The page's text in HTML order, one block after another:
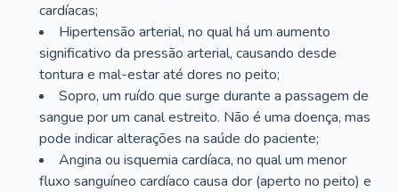
cardíacas;
Hipertensão arterial, no qual há um aumento
significativo da pressão arterial, causando desde
tontura e mal-estar até dores no peito;
Sopro, um ruído que surge durante a passagem de
sangue por um canal estreito. Não é uma doença, mas
pode indicar alterações na saúde do paciente;
Angina ou isquemia cardíaca, no qual um menor
fluxo sanguíneo cardíaco causa dor (aperto no peito) e